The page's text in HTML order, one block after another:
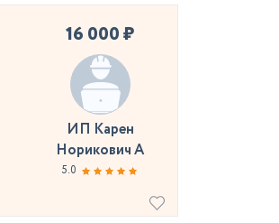
16 000 ₽
ИП Карен
Норикович А
5.0